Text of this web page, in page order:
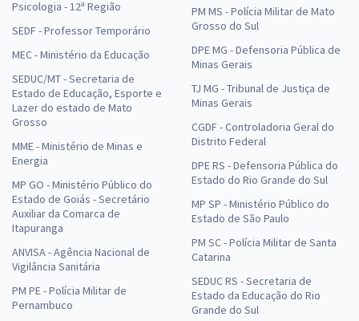
Psicologia - 12ª Região
SEDF - Professor Temporário
MEC - Ministério da Educação
SEDUC/MT - Secretaria de
Estado de Educação, Esporte e
Lazer do estado de Mato
Grosso
MME - Ministério de Minas e
Energia
MP GO - Ministério Público do
Estado de Goiás - Secretário
Auxiliar da Comarca de
Itapuranga
ANVISA - Agência Nacional de
Vigilância Sanitária
PM PE - Polícia Militar de
Pernambuco
PM MS - Polícia Militar de Mato
Grosso do Sul
DPE MG - Defensoria Pública de
Minas Gerais
TJ MG - Tribunal de Justiça de
Minas Gerais
CGDF - Controladoria Geral do
Distrito Federal
DPE RS - Defensoria Pública do
Estado do Rio Grande do Sul
MP SP - Ministério Público do
Estado de São Paulo
PM SC - Polícia Militar de Santa
Catarina
SEDUC RS - Secretaria de
Estado da Educação do Rio
Grande do Sul